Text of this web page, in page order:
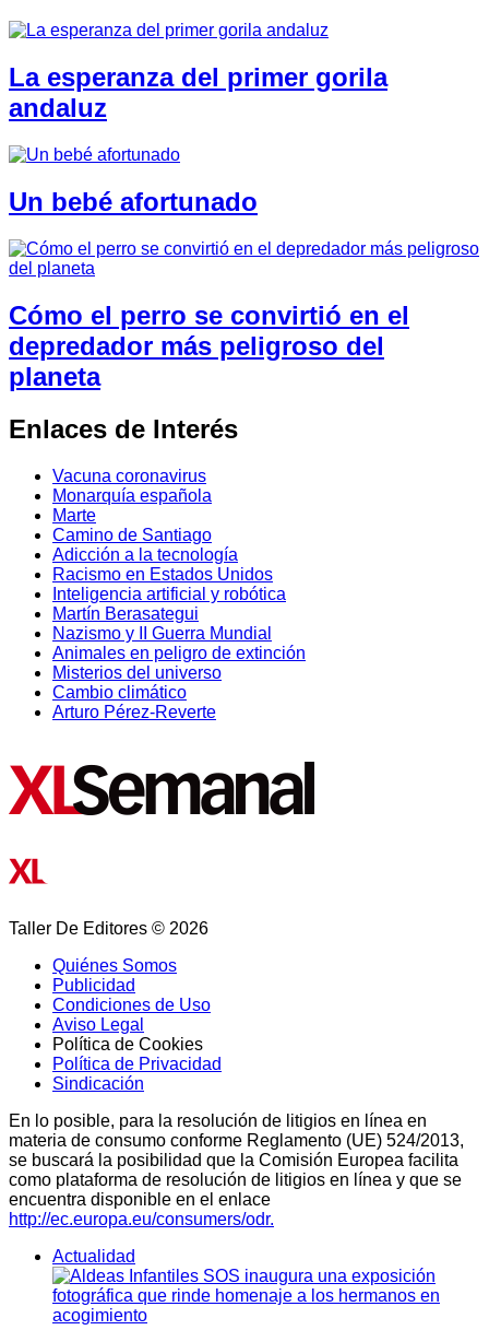
La esperanza del primer gorila
andaluz
Un bebé afortunado
Cómo el perro se convirtió en el
depredador más peligroso del
planeta
Enlaces de Interés
Vacuna coronavirus
Monarquía española
Marte
Camino de Santiago
Adicción a la tecnología
Racismo en Estados Unidos
Inteligencia artificial y robótica
Martín Berasategui
Nazismo y II Guerra Mundial
Animales en peligro de extinción
Misterios del universo
Cambio climático
Arturo Pérez-Reverte
Taller De Editores © 2026
Quiénes Somos
Publicidad
Condiciones de Uso
Aviso Legal
Política de Cookies
Política de Privacidad
Sindicación
En lo posible, para la resolución de litigios en línea en
materia de consumo conforme Reglamento (UE) 524/2013,
se buscará la posibilidad que la Comisión Europea facilita
como plataforma de resolución de litigios en línea y que se
encuentra disponible en el enlace
http://ec.europa.eu/consumers/odr.
Actualidad